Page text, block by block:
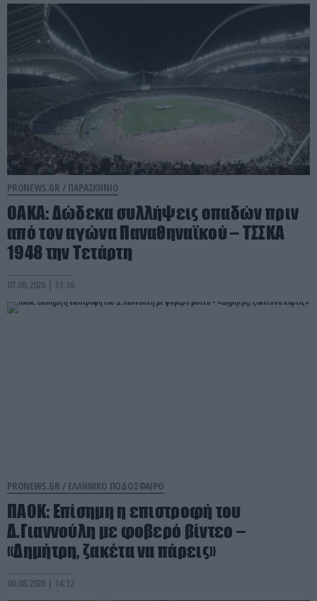
PRONEWS.GR / ΠΑΡΑΣΚΗΝΙΟ
ΟΑΚΑ: Δώδεκα συλλήψεις οπαδών πριν
από τον αγώνα Παναθηναϊκού – ΤΣΣΚΑ
1948 την Τετάρτη
07.08.2026 | 13:36
PRONEWS.GR / ΕΛΛΗΝΙΚΟ ΠΟΔΟΣΦΑΙΡΟ
ΠΑΟΚ: Επίσημη η επιστροφή του
Δ.Γιαννούλη με φοβερό βίντεο –
«Δημήτρη, ζακέτα να πάρεις»
06.08.2026 | 14:12